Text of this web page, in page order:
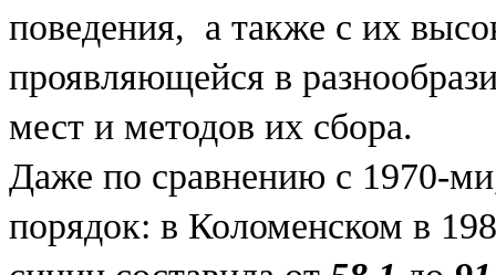
поведения, а также с их
проявляющейся в
мест и методов их сбора.
Даже по сравнению с 1970-
порядок: в Коломенском в